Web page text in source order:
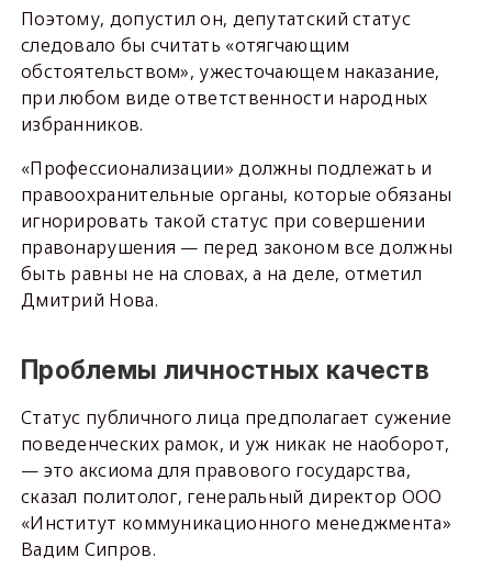
Поэтому, допустил он, депутатский статус
следовало бы считать «отягчающим
обстоятельством», ужесточающем наказание,
при любом виде ответственности народных
избранников.
«Профессионализации» должны подлежать и
правоохранительные органы, которые обязаны
игнорировать такой статус при совершении
правонарушения — перед законом все должны
быть равны не на словах, а на деле, отметил
Дмитрий Нова.
Проблемы личностных качеств
Статус публичного лица предполагает сужение
поведенческих рамок, и уж никак не наоборот,
— это аксиома для правового государства,
сказал политолог, генеральный директор ООО
«Институт коммуникационного менеджмента»
Вадим Сипров.